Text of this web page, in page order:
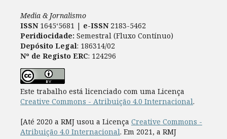
Media & Jornalismo
ISSN 1645‘5681 | e-ISSN2183-5462
Peridiocidade: Semestral (Fluxo Contínuo)
Depósito Legal: 186314/02
Nº de Registo ERC: 124296
Este trabalho está licenciado com uma Licença
Creative Commons - Atribuição 4.0 Internacional.
[Até 2020 a RMJ usou a Licença Creative Commons -
Atribuição 4.0 Internacional. Em 2021, a RMJ